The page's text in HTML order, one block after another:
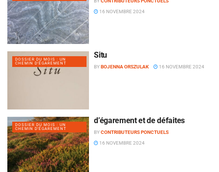
16 NOVEMBRE 2024
DOSSIER DU MOIS : UN
CHEMIN D'ÉGAREMENT
Situ
BYBOJENNA ORSZULAK 16 NOVEMBRE 2024
DOSSIER DU MOIS : UN
CHEMIN D'ÉGAREMENT
d’égarement et de défaites
BYCONTRIBUTEURS PONCTUELS
16 NOVEMBRE 2024